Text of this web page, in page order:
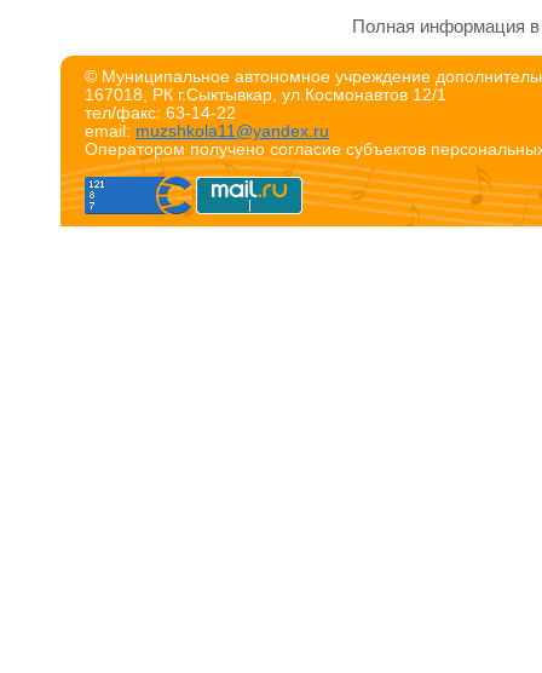
Полная информация в
© Муниципальное автономное учреждение
167018, РК г.Сыктывкар, ул.Космонавтов 12/1
тел/факс: 63-14-22
email: muzshkola11@yandex.ru
Оператором получено согласие субъектов